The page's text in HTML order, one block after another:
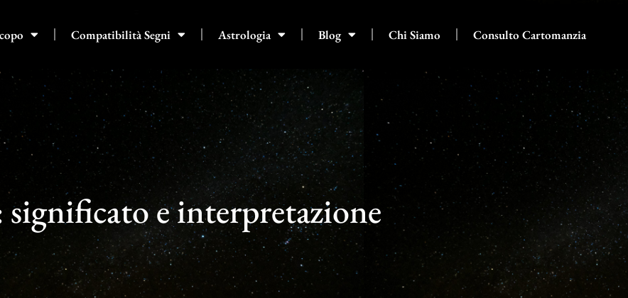
Compatibilità Segni Astrologia Blog Chi Siamo Consulto Cartomanzia
e interpretazione